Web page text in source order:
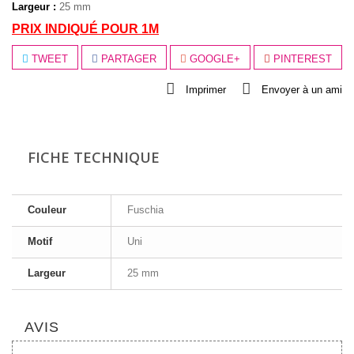
Largeur : 25 mm
PRIX INDIQUÉ POUR 1M
TWEET PARTAGER GOOGLE+ PINTEREST
Envoyer à un ami
Imprimer
FICHE TECHNIQUE
Couleur Fuschia
Motif Uni
Largeur 25 mm
AVIS